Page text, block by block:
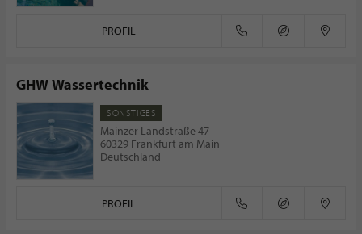
PROFIL
GHW Wassertechnik
SONSTIGES
Mainzer Landstraße 47
60329 Frankfurt am Main
Deutschland
PROFIL